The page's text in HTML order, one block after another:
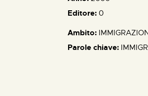
Editore: 0
Ambito:
Parole chiave: